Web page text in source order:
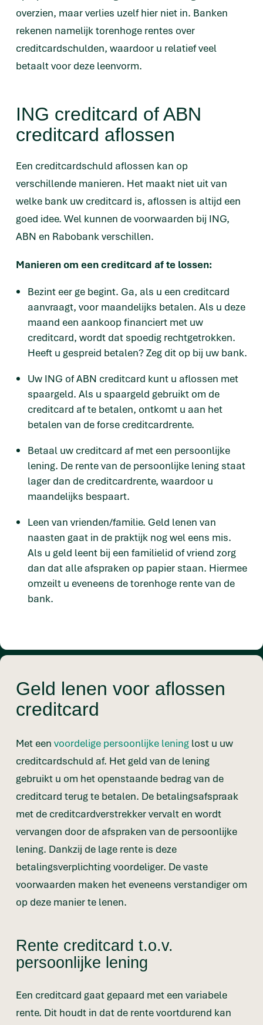
overzien, maar verlies uzelf hier niet in. Banken
rekenen namelijk torenhoge rentes over
creditcardschulden, waardoor u relatief veel
betaalt voor deze leenvorm.
ING creditcard of ABN
creditcard aflossen
Een creditcardschuld aflossen kan op
verschillende manieren. Het maakt niet uit van
welke bank uw creditcard is, aflossen is altijd een
goed idee. Wel kunnen de voorwaarden bij ING,
ABN en Rabobank verschillen.
Manieren om een creditcard af te lossen:
Bezint eer ge begint. Ga, als u een creditcard
aanvraagt, voor maandelijks betalen. Als u deze
maand een aankoop financiert met uw
creditcard, wordt dat spoedig rechtgetrokken.
Heeft u gespreid betalen? Zeg dit op bij uw bank.
Uw ING of ABN creditcard kunt u aflossen met
spaargeld. Als u spaargeld gebruikt om de
creditcard af te betalen, ontkomt u aan het
betalen van de forse creditcardrente.
Betaal uw creditcard af met een persoonlijke
lening. De rente van de persoonlijke lening staat
lager dan de creditcardrente, waardoor u
maandelijks bespaart.
Leen van vrienden/familie. Geld lenen van
naasten gaat in de praktijk nog wel eens mis.
Als u geld leent bij een familielid of vriend zorg
dan dat alle afspraken op papier staan. Hiermee
omzeilt u eveneens de torenhoge rente van de
bank.
Geld lenen voor aflossen
creditcard
Met een voordelige persoonlijke lening lost u uw
creditcardschuld af. Het geld van de lening
gebruikt u om het openstaande bedrag van de
creditcard terug te betalen. De betalingsafspraak
met de creditcardverstrekker vervalt en wordt
vervangen door de afspraken van de persoonlijke
lening. Dankzij de lage rente is deze
betalingsverplichting voordeliger. De vaste
voorwaarden maken het eveneens verstandiger om
op deze manier te lenen.
Rente creditcard t.o.v.
persoonlijke lening
Een creditcard gaat gepaard met een variabele
rente. Dit houdt in dat de rente voortdurend kan